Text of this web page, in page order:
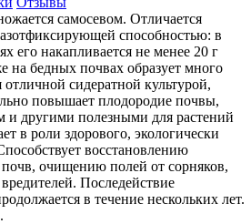
самосевом. Отличается
способностью: в
его накапливается не менее 20 г
на бедных почвах образует много
отличной сидератной культурой,
повышает плодородие почвы,
и другими полезными для растений
в роли здорового, экологически
восстановлению
очищению полей от сорняков,
Последействие
в течение нескольких лет.